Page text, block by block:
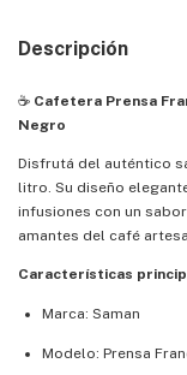
Descripción
☕ Cafetera Prensa
Negro
Disfrutá del auténtico
litro. Su diseño
infusiones con un
amantes del café
Características
Marca: Saman
Modelo: Prensa